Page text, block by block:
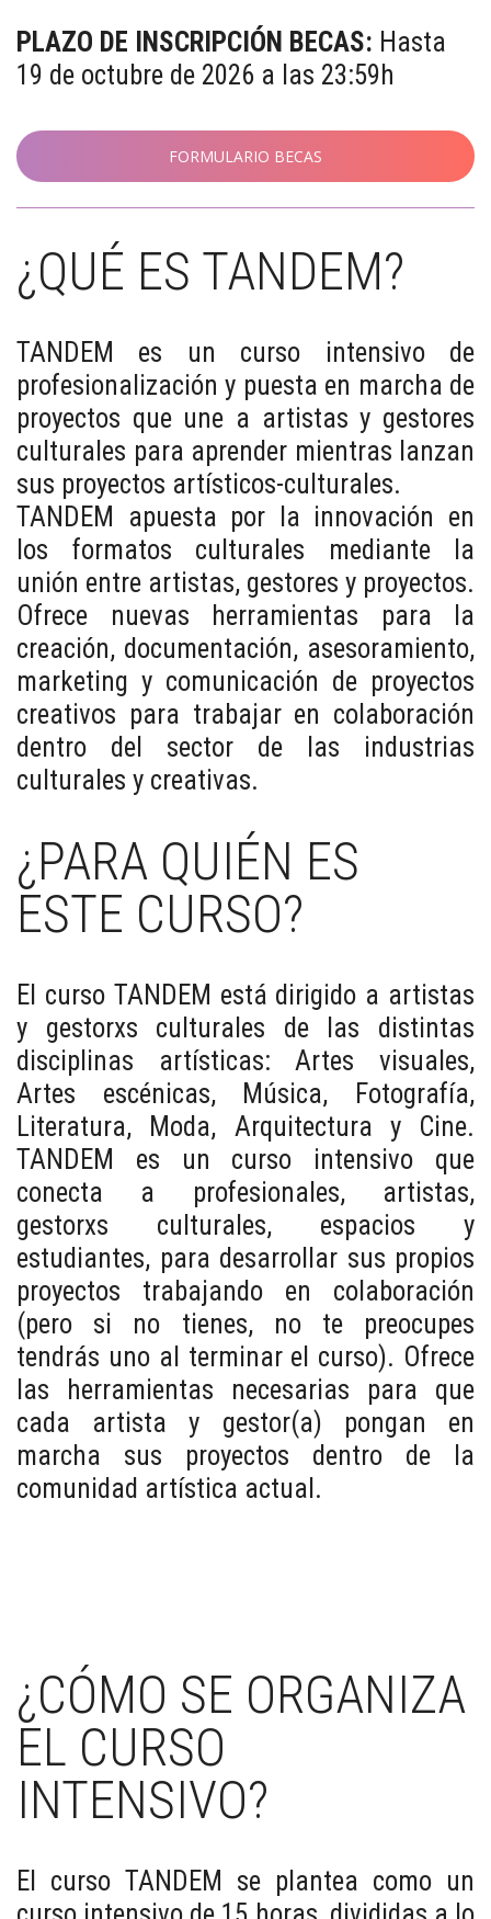
PLAZO DE INSCRIPCIÓN BECAS: Hasta
19 de octubre de 2026 a las 23:59h
FORMULARIO BECAS
¿QUÉ ES TANDEM?
TANDEM es un curso intensivo de
profesionalización y puesta en marcha de
proyectos que une a artistas y gestores
culturales para aprender mientras lanzan
sus proyectos artísticos-culturales.
TANDEM apuesta por la innovación en
los formatos culturales mediante la
unión entre artistas, gestores y proyectos.
Ofrece nuevas herramientas para la
creación, documentación, asesoramiento,
marketing y comunicación de proyectos
creativos para trabajar en colaboración
dentro del sector de las industrias
culturales y creativas.
¿PARA QUIÉN ES
ESTE CURSO?
​El curso TANDEM está dirigido a artistas
y gestorxs culturales de las distintas
disciplinas artísticas: Artes visuales,
Artes escénicas, Música, Fotografía,
Literatura, Moda, Arquitectura y Cine.
TANDEM es un curso intensivo que
conecta a profesionales, artistas,
gestorxs culturales, espacios y
estudiantes, para desarrollar sus propios
proyectos trabajando en colaboración
(pero si no tienes, no te preocupes
tendrás uno al terminar el curso). Ofrece
las herramientas necesarias para que
cada artista y gestor(a) pongan en
marcha sus proyectos dentro de la
comunidad artística actual.
¿CÓMO SE ORGANIZA
EL CURSO
INTENSIVO?
El curso TANDEM se plantea como un